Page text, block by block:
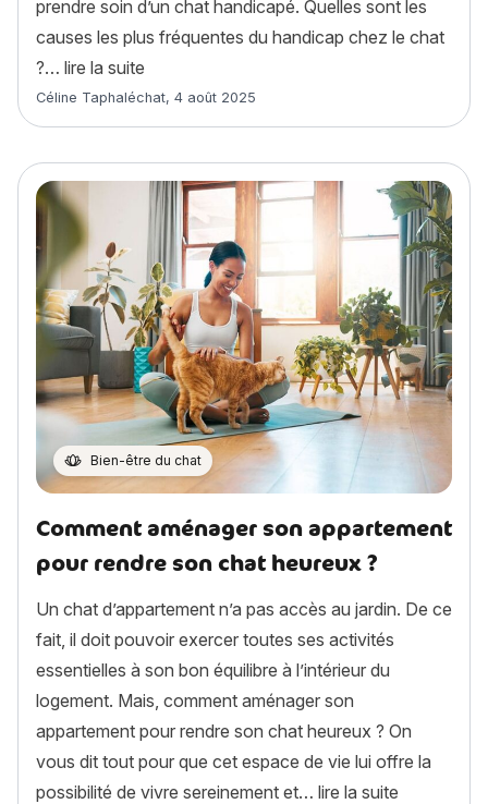
prendre soin d’un chat handicapé. Quelles sont les
causes les plus fréquentes du handicap chez le chat
?… lire la suite
Article rédigé par
Céline Taphaléchat, 4 août 2025
Bien-être du chat
Comment aménager son appartement
pour rendre son chat heureux ?
Un chat d’appartement n’a pas accès au jardin. De ce
fait, il doit pouvoir exercer toutes ses activités
essentielles à son bon équilibre à l’intérieur du
logement. Mais, comment aménager son
appartement pour rendre son chat heureux ? On
vous dit tout pour que cet espace de vie lui offre la
possibilité de vivre sereinement et… lire la suite